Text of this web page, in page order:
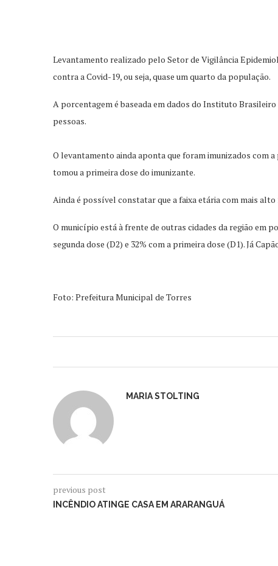
Levantamento realizado pelo Setor de Vigilância
contra a Covid-19, ou seja, quase um quarto da população.
A porcentagem é baseada em dados do Instituto Brasileiro
pessoas.
O levantamento ainda aponta que foram imunizados com a
tomou a primeira dose do imunizante.
Ainda é possível constatar que a faixa etária com mais alto
O município está à frente de outras cidades da região em
segunda dose (D2) e 32% com a primeira dose (D1). Já
Foto: Prefeitura Municipal de Torres
MARIA STOLTING
previous post
INCÊNDIO ATINGE CASA EM ARARANGUÁ